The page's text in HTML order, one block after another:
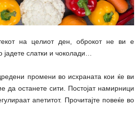
на целиот ден, оброкот не ви е
слатки и чоколади…
промени во исхраната кои ќе ви
да останете сити. Постојат намирници
апетитот. Прочитајте повеќе во